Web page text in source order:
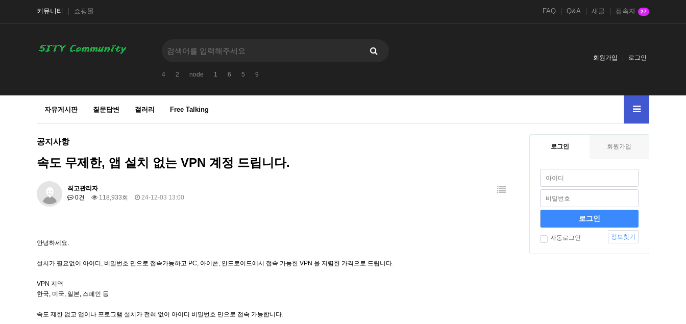
커뮤니티 쇼핑몰 FAQ Q&A 새글 접속자 27
4 2 node 1 6 5 9
회원가입 로그인
자유게시판 질문답변 갤러리 Free Talking
공지사항
속도 무제한, 앱 설치 없는 VPN 계정 드립니다.
최고관리자
0건
118,933회 24-12-03 13:00
안녕하세요.
설치가 필요없이 아이디, 비밀번호 만으로 접속가능하고 PC, 아이폰, 안드로이드에서 접속 가능한 VPN 을 저렴한 가격으로 드립니다.
VPN 지역
한국, 미국, 일본, 스페인 등
속도 제한 없고 앱이나 프로그램 설치가 전혀 없이 아이디 비밀번호 만으로 접속 가능합니다.
로그인 회원가입
자동로그인 정보찾기